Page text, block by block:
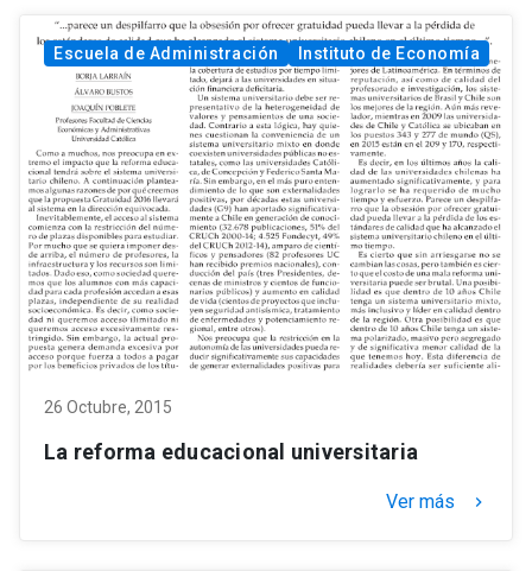
Escuela de Administración Instituto de Economía
26 Octubre, 2015
La reforma educacional universitaria
Ver más keyboard_arrow_right